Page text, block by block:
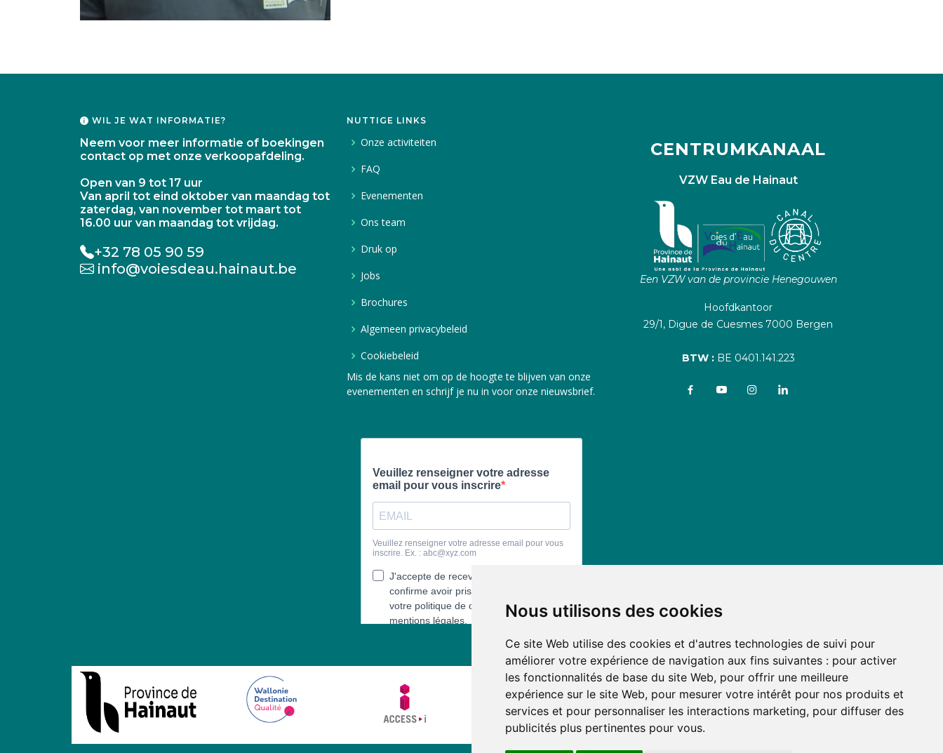
Nous utilisons des cookies
Ce site Web utilise des cookies et d'autres technologies de suivi pour
améliorer votre expérience de navigation aux fins suivantes : pour activer
les fonctionnalités de base du site Web, pour offrir une meilleure
expérience sur le site Web, pour mesurer votre intérêt pour nos produits et
services et pour personnaliser les interactions marketing, pour diffuser des
publicités plus pertinentes pour vous.
WIL JE WAT INFORMATIE?
Neem voor meer informatie of boekingen
contact op met onze verkoopafdeling.
Open van 9 tot 17 uur
Van april tot eind oktober van maandag tot
zaterdag, van november tot maart tot
16.00 uur van maandag tot vrijdag.
+32 78 05 90 59
info@voiesdeau.hainaut.be
NUTTIGE LINKS
Onze activiteiten
FAQ
Evenementen
Ons team
Druk op
Jobs
Brochures
Algemeen privacybeleid
Cookiebeleid
Mis de kans niet om op de hoogte te blijven van onze
evenementen en schrijf je nu in voor onze nieuwsbrief.
CENTRUMKANAAL
VZW Eau de Hainaut
Een VZW van de provincie Henegouwen
Hoofdkantoor
29/1, Digue de Cuesmes 7000 Bergen
BTW :BE 0401.141.223